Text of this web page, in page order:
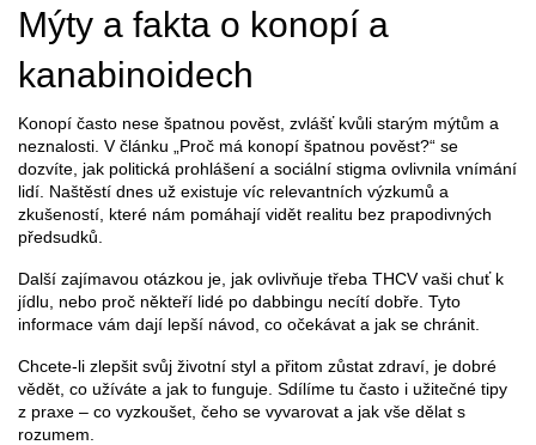
Mýty a fakta o konopí a
kanabinoidech
Konopí často nese špatnou pověst, zvlášť kvůli starým mýtům a
neznalosti. V článku „Proč má konopí špatnou pověst?“ se
dozvíte, jak politická prohlášení a sociální stigma ovlivnila vnímání
lidí. Naštěstí dnes už existuje víc relevantních výzkumů a
zkušeností, které nám pomáhají vidět realitu bez prapodivných
předsudků.
Další zajímavou otázkou je, jak ovlivňuje třeba THCV vaši chuť k
jídlu, nebo proč někteří lidé po dabbingu necítí dobře. Tyto
informace vám dají lepší návod, co očekávat a jak se chránit.
Chcete-li zlepšit svůj životní styl a přitom zůstat zdraví, je dobré
vědět, co užíváte a jak to funguje. Sdílíme tu často i užitečné tipy
z praxe – co vyzkoušet, čeho se vyvarovat a jak vše dělat s
rozumem.